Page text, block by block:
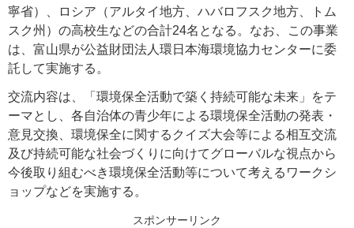
寧省）、ロシア（アルタイ地方、ハバロフスク地方、トム
スク州）の高校生などの合計24名となる。なお、この事業
は、富山県が公益財団法人環日本海環境協力センターに委
託して実施する。
交流内容は、「環境保全活動で築く持続可能な未来」をテ
ーマとし、各自治体の青少年による環境保全活動の発表・
意見交換、環境保全に関するクイズ大会等による相互交流
及び持続可能な社会づくりに向けてグローバルな視点から
今後取り組むべき環境保全活動等について考えるワークシ
ョップなどを実施する。
スポンサーリンク